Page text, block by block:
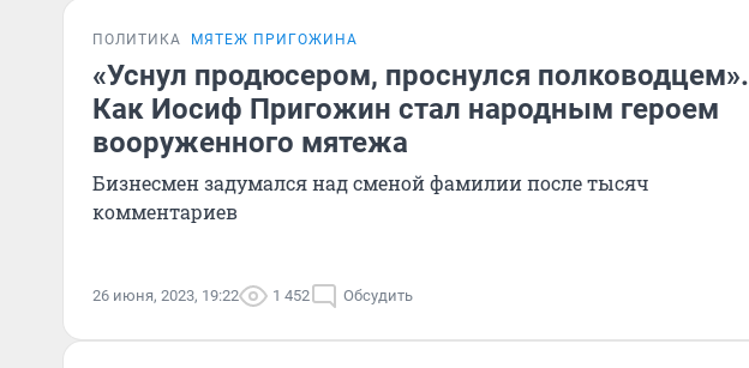
ПОЛИТИКА МЯТЕЖ ПРИГОЖИНА
«Уснул продюсером, проснулся полководцем».
Как Иосиф Пригожин стал народным героем
вооруженного мятежа
Бизнесмен задумался над сменой фамилии после тысяч
комментариев
26 июня, 2023, 19:22 1 452 Обсудить